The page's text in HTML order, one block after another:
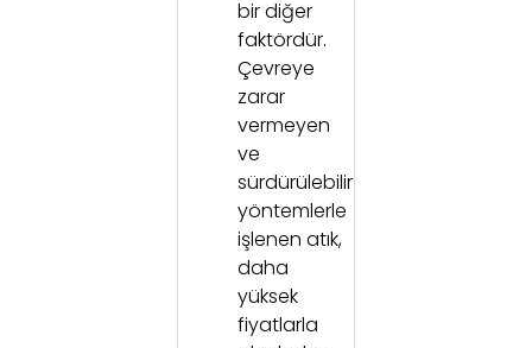
bir diğer
faktördür.
Çevreye
zarar
vermeyen
ve
sürdürülebilir
yöntemlerle
işlenen atık,
daha
yüksek
fiyatlarla